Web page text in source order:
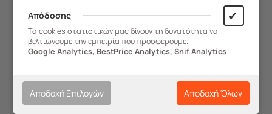
Απόδοσης ✔
Τα cookies στατιστικών μας δίνουν τη δυνατότητα να
βελτιώνουμε την εμπειρία που προσφέρουμε.
Google Analytics, BestPrice Analytics, Snif Analytics
Αποδοχή Επιλογών Αποδοχή Όλων